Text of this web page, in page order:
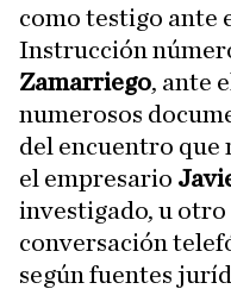
como testigo ante
Instrucción
Zamarriego, ante
numerosos
del encuentro que
el empresario
investigado, u otro
conversación
según fuentes